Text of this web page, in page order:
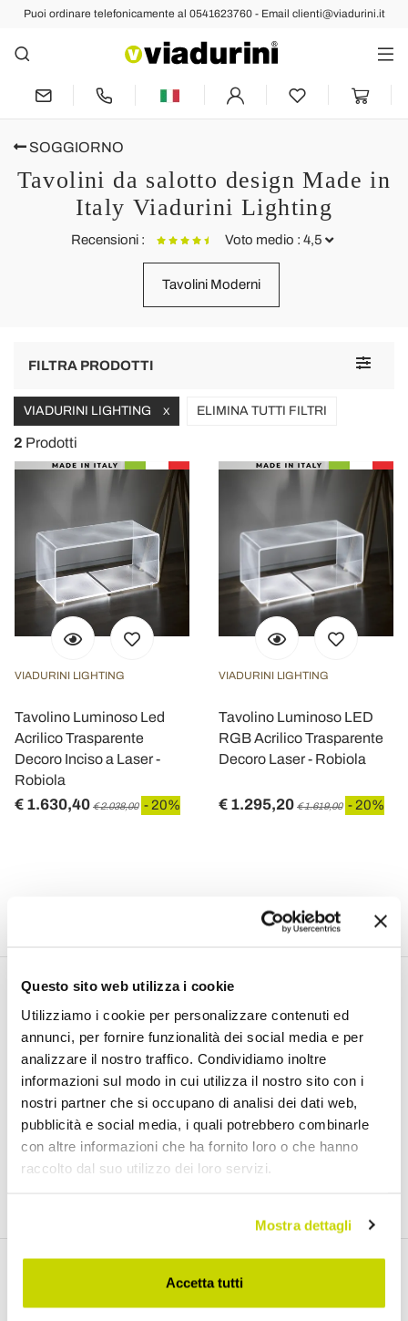
Questo sito web utilizza i cookie
Utilizziamo i cookie per personalizzare contenuti ed
annunci, per fornire funzionalità dei social media e per
analizzare il nostro traffico. Condividiamo inoltre
informazioni sul modo in cui utilizza il nostro sito con i
nostri partner che si occupano di analisi dei dati web,
pubblicità e social media, i quali potrebbero combinarle
con altre informazioni che ha fornito loro o che hanno
raccolto dal suo utilizzo dei loro servizi.
Mostra dettagli
Accetta tutti
Puoi ordinare telefonicamente al 0541623760 - Email clienti@viadurini.it
SOGGIORNO
Tavolini da salotto design Made in
Italy Viadurini Lighting
Recensioni : Voto medio : 4,5
Tavolini Moderni
Toggle
FILTRA PRODOTTI
VIADURINI LIGHTING X ELIMINA TUTTI FILTRI
2 Prodotti
VIADURINI LIGHTING
Tavolino Luminoso Led
Acrilico Trasparente
Decoro Inciso a Laser -
Robiola
€ 1.630,40 € 2.038,00 - 20%
VIADURINI LIGHTING
Tavolino Luminoso LED
RGB Acrilico Trasparente
Decoro Laser - Robiola
€ 1.295,20 € 1.619,00 - 20%
Email Newsletter
Iscriviti gratuitamente alla nostra Newsletter
Ho letto e accetto i Termini di utilizzo dei dati personali (Link
Scopri i nostri prodotti